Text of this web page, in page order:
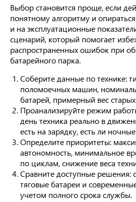
Выбор становится проще, если
понятному алгоритму и
и на эксплуатационные
сценарий, который помогает
распространенных ошибок при
батарейного парка.
Соберите данные по технике:
поломоечных машин,
батарей, примерный вес
Проанализируйте режим
день техника реально в
есть на зарядку, есть ли
Определите приоритеты:
автономность, минимальное
по циклам, снижение веса
Сравните доступные решения:
тяговые батареи и
учетом полного срока службы.